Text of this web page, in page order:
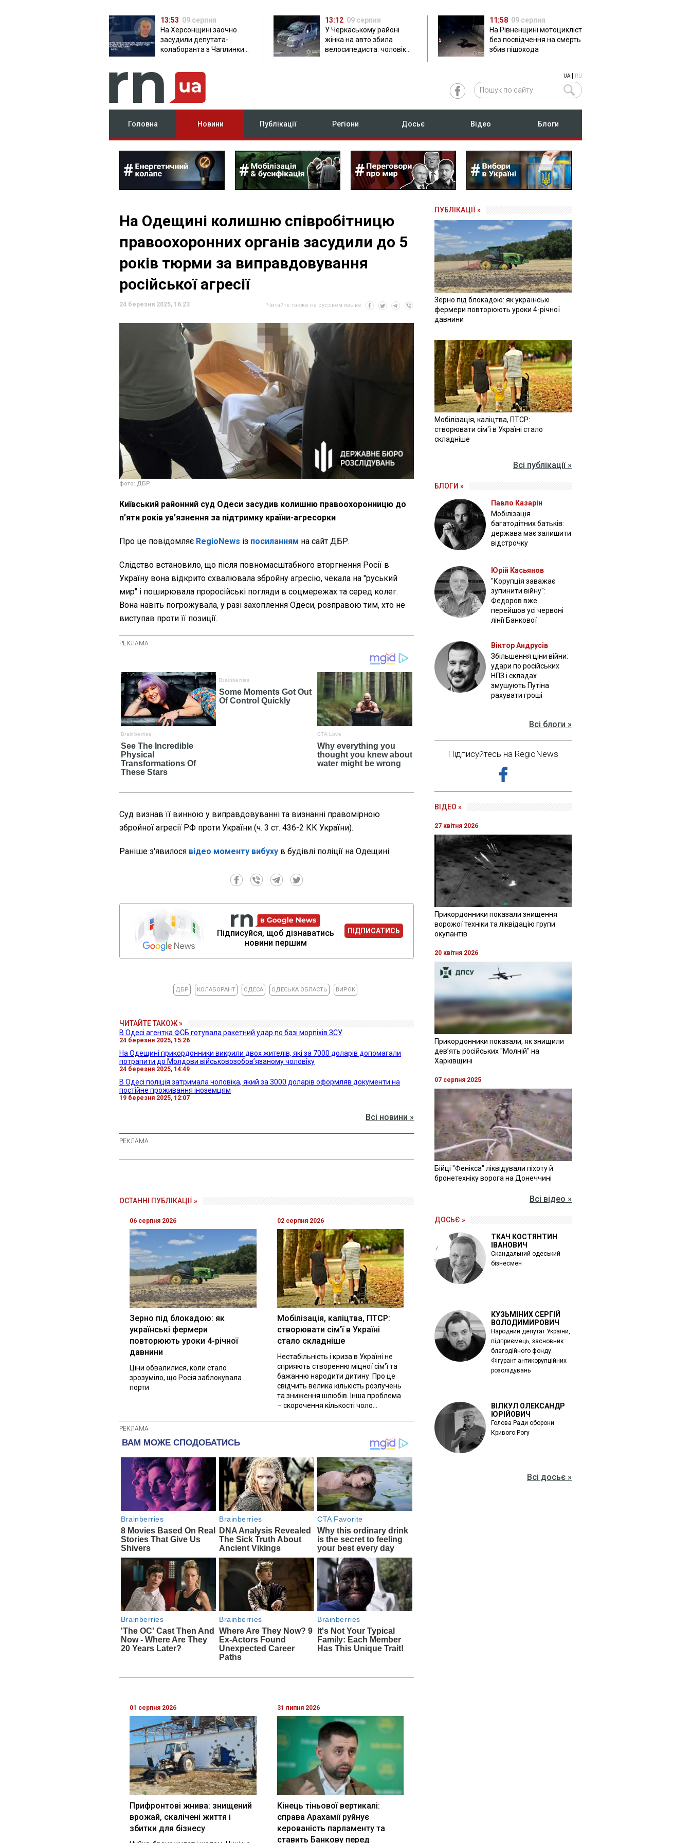
13:53 09 серпня
На Херсонщині заочно
засудили депутата-
колаборанта з Чаплинки
13:12 09 серпня
У Черкаському районі
жінка на авто збила
велосипедиста: чоловік
11:58 09 серпня
На Рівненщині мотоцикліст
без посвідчення на смерть
збив пішохода
UA| RU
Головна Новини Публікації Регіони Досьє Відео Блоги
На Одещині колишню співробітницю
правоохоронних органів засудили до 5
років тюрми за виправдовування
російської агресії
24 березня 2025, 16:23 Читайте также на русском языке
фото: ДБР
Київський районний суд Одеси засудив колишню правоохоронницю до
п’яти років ув’язнення за підтримку країни-агресорки
Про це повідомляє RegioNews із посиланням на сайт ДБР.
Слідство встановило, що після повномасштабного вторгнення Росії в
Україну вона відкрито схвалювала збройну агресію, чекала на "руський
мир" і поширювала проросійські погляди в соцмережах та серед колег.
Вона навіть погрожувала, у разі захоплення Одеси, розправою тим, хто не
виступав проти її позиції.
Суд визнав її винною у виправдовуванні та визнанні правомірною
збройної агресії РФ проти України (ч. 3 ст. 436-2 КК України).
Раніше з'явилося відео моменту вибуху в будівлі поліції на Одещині.
Підписуйся, щоб дізнаватись
новини першим
ПІДПИСАТИСЬ
ДБР КОЛАБОРАНТ ОДЕСА ОДЕСЬКА ОБЛАСТЬ ВИРОК
ЧИТАЙТЕ ТАКОЖ »
В Одесі агентка ФСБ готувала ракетний удар по базі морпіхів ЗСУ
24 березня 2025, 15:26
На Одещині прикордонники викрили двох жителів, які за 7000 доларів допомагали
потрапити до Молдови військовозобов’язаному чоловіку
24 березня 2025, 14:49
В Одесі поліція затримала чоловіка, який за 3000 доларів оформляв документи на
постійне проживання іноземцям
19 березня 2025, 12:07
Всі новини »
ОСТАННІ ПУБЛІКАЦІЇ »
06 серпня 2026
Зерно під блокадою: як
українські фермери
повторюють уроки 4-річної
давнини
Ціни обвалилися, коли стало
зрозуміло, що Росія заблокувала
порти
02 серпня 2026
Мобілізація, каліцтва, ПТСР:
створювати сім'ї в Україні
стало складніше
Нестабільність і криза в Україні не
сприяють створенню міцної сім'ї та
бажанню народити дитину. Про це
свідчить велика кількість розлучень
та зниження шлюбів. Інша проблема
– скорочення кількості чоло...
01 серпня 2026
Прифронтові жнива: знищений
врожай, скалічені життя і
збитки для бізнесу
31 липня 2026
Кінець тіньової вертикалі:
справа Арахамії руйнує
керованість парламенту та
ставить Банкову перед
ПУБЛІКАЦІЇ »
Зерно під блокадою: як українські
фермери повторюють уроки 4-річної
давнини
Мобілізація, каліцтва, ПТСР:
створювати сім'ї в Україні стало
складніше
Всі публікації »
БЛОГИ »
Павло Казарін
Мобілізація
багатодітних батьків:
держава має залишити
відстрочку
Юрій Касьянов
"Корупція заважає
зупинити війну":
Федоров вже
перейшов усі червоні
лінії Банкової
Віктор Андрусів
Збільшення ціни війни:
удари по російських
НПЗ і складах
змушують Путіна
рахувати гроші
Всі блоги »
Підписуйтесь на RegioNews
ВІДЕО »
27 квітня 2026
Прикордонники показали знищення
ворожої техніки та ліквідацію групи
окупантів
20 квітня 2026
Прикордонники показали, як знищили
девʼять російських "Молній" на
Харківщині
07 серпня 2025
Бійці "Фенікса" ліквідували піхоту й
бронетехніку ворога на Донеччині
Всі відео »
ДОСЬЄ »
ТКАЧ КОСТЯНТИН
ІВАНОВИЧ
Скандальний одеський
бізнесмен
КУЗЬМІНИХ СЕРГІЙ
ВОЛОДИМИРОВИЧ
Народний депутат України,
підприємець, засновник
благодійного фонду.
Фігурант антикорупційних
розслідувань
ВІЛКУЛ ОЛЕКСАНДР
ЮРІЙОВИЧ
Голова Ради оборони
Кривого Рогу
Всі досьє »